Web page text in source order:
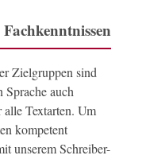
Zielgruppen sind
Sprache auch
Textarten. Um
kompetent
unserem Schreiber-